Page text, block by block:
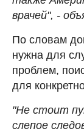
врачей", -
По словам
нужна для
проблем,
для
"Не стоит
слепое